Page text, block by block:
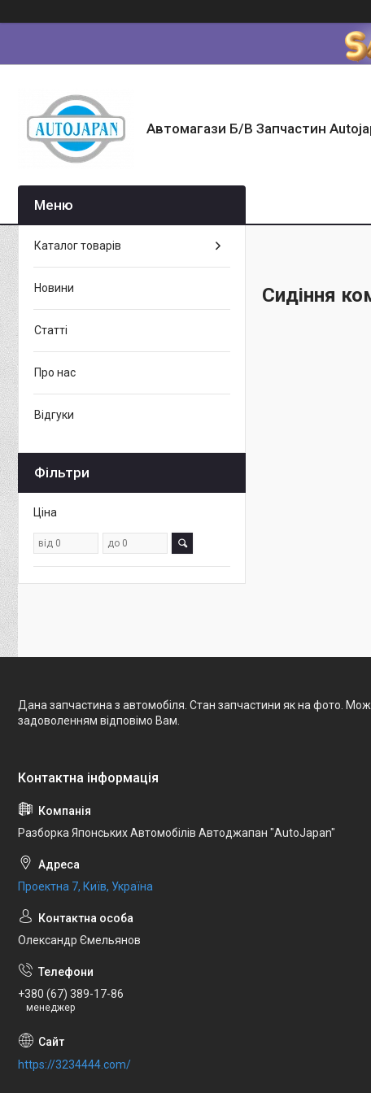
Автомагази Б/В Запчастин
Сидіння
Каталог товарів
Новини
Статті
Про нас
Відгуки
Фільтри
Ціна
Дана запчастина з автомобіля. Стан запчастини як на фото.
задоволенням відповімо Вам.
Разборка Японських Автомобілів Автоджапан "AutoJapan"
Проектна 7, Київ, Україна
Олександр Ємельянов
+380 (67) 389-17-86
менеджер
https://3234444.com/